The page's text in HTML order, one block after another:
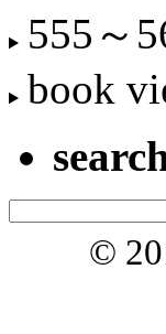
555～
book
©